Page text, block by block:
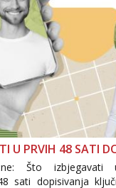
U PRVIH 48 SATI
Što
sati dopisivanja